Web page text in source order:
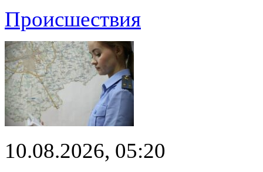
Происшествия
10.08.2026, 05:20